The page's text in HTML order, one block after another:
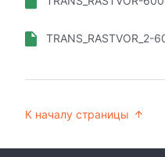
TRANS_RASTVOR_2-
К началу страницы